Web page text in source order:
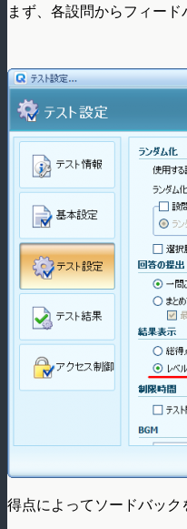
まず、各設問からフィード
得点によってソードバック